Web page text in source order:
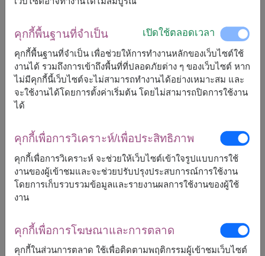
ราคาตามพื้นที่จัดส่ง
เริ่มต้นที่ 2,500
ฟรีจัดส่ง + ฟรีการ์ดเขียนข้อความ
การจัดและดอกไม้อาจจะแตกต่างจากที่เห็นในรูปบ้าง
ราคาเปลี่ยนแปลงตามพื้นที่จัดส่ง
กรุงเทพ
นนทบุรี
ปทุมธานี
สมุทรปราการ
คุกกี้พื้นฐานที่จำเป็น เปิดใช้ตลอดเวลา
คุกกี้พื้นฐานที่จำเป็น เพื่อช่วยให้การทำงานหลักของเว็บไซต์ใช้
งานได้ รวมถึงการเข้าถึงพื้นที่ที่ปลอดภัยต่าง ๆ ของเว็บไซต์ หาก
ไม่มีคุกกี้นี้เว็บไซต์จะไม่สามารถทำงานได้อย่างเหมาะสม และ
จะใช้งานได้โดยการตั้งค่าเริ่มต้น โดยไม่สามารถปิดการใช้งาน
ได้
คุกกี้เพื่อการวิเคราะห์/เพื่อประสิทธิภาพ
คุกกี้เพื่อการวิเคราะห์ จะช่วยให้เว็บไซต์เข้าใจรูปแบบการใช้
งานของผู้เข้าชมและจะช่วยปรับปรุงประสบการณ์การใช้งาน
โดยการเก็บรวบรวมข้อมูลและรายงานผลการใช้งานของผู้ใช้
งาน
คุกกี้เพื่อการโฆษณาและการตลาด
คุกกี้ในส่วนการตลาด ใช้เพื่อติดตามพฤติกรรมผู้เข้าชมเว็บไซต์